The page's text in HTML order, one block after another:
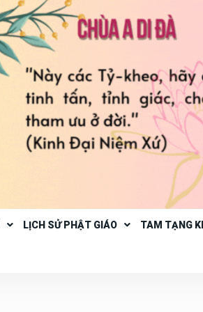
LỊCH SỬ PHẬT GIÁO TAM TẠNG